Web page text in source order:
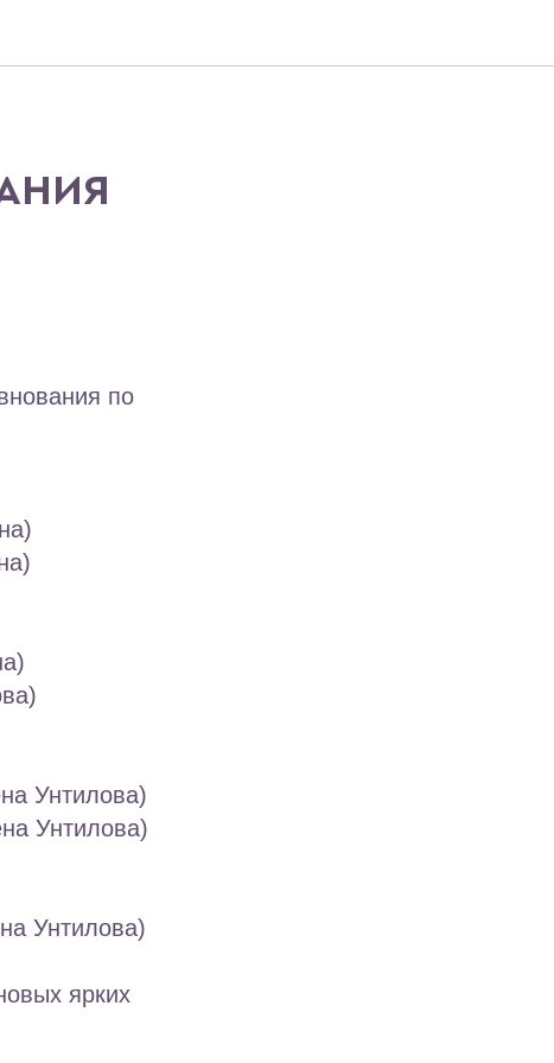
по
Унтилова)
Унтилова)
Унтилова)
ярких